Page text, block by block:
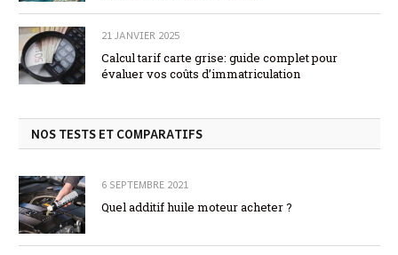
21 JANVIER 2025
Calcul tarif carte grise: guide complet pour
évaluer vos coûts d’immatriculation
NOS TESTS ET COMPARATIFS
6 SEPTEMBRE 2021
Quel additif huile moteur acheter ?